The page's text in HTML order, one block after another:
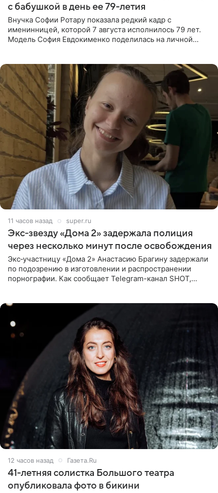
с бабушкой в день ее 79-летия
Внучка Софии Ротару показала редкий кадр с
именинницей, которой 7 августа исполнилось 79 лет.
Модель София Евдокименко поделилась на личной
11 часов назад super.ru
Экс‑звезду «Дома 2» задержала полиция
через несколько минут после освобождения
Экс‑участницу «Дома 2» Анастасию Брагину задержали
по подозрению в изготовлении и распространении
порнографии. Как сообщает Telegram-канал SHOT,
12 часов назад Газета.Ru
41-летняя солистка Большого театра
опубликовала фото в бикини